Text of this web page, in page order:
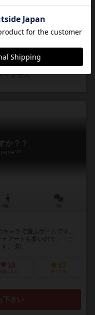
れた吹き出しに入りそう
気に入り 持ってる
りません
か？？
ャラで遊ぶゲームです。
アートも多いので、「ご
。 知...
18
お気に入り
67
持ってる
下さい